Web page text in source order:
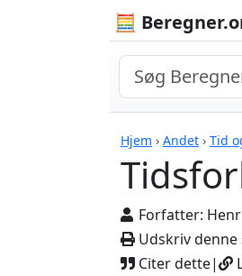
🧮
Hjem › Andet › Tid
Forfatter:
Udskriv denne
Citer dette|